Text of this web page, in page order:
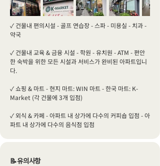
✓ 건물내 편의시설 - 골프 연습장 - 스파 - 미용실 - 치과 -
약국
✓ 건물내 교육 & 금융 시설 - 학원 - 유치원 - ATM - 편안
한 숙박을 위한 모든 시설과 서비스가 완비된 아파트입니
다.
✓ 쇼핑 & 마트 - 현지 마트: WIN 마트 - 한국 마트: K-
Market (각 건물에 3개 입점)
✓ 외식 & 카페 - 아파트 내 상가에 다수의 커피숍 입점 - 아
파트 내 상가에 다수의 음식점 입점
📝유의사항